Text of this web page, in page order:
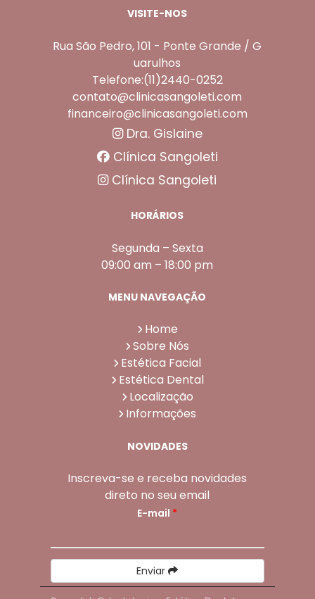
VISITE-NOS
Rua São Pedro, 101 - Ponte Grande / G
uarulhos
Telefone:(11)2440-0252
contato@clinicasangoleti.com
financeiro@clinicasangoleti.com
Dra. Gislaine
Clínica Sangoleti
Clínica Sangoleti
HORÁRIOS
Segunda – Sexta
09:00 am – 18:00 pm
MENU NAVEGAÇÃO
Home
Sobre Nós
Estética Facial
Estética Dental
Localização
Informações
NOVIDADES
Inscreva-se e receba novidades
direto no seu email
E-mail *
Enviar